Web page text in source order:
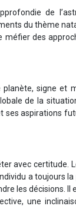
de
du thème
des
planète, signe
de la
aspirations
avec
a toujours la
les décisions. Il
une